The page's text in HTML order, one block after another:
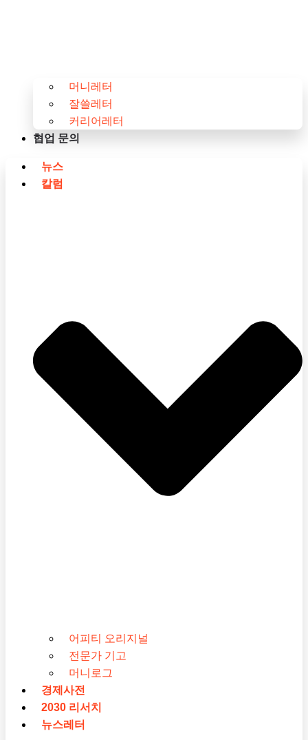
머니레터
잘쓸레터
커리어레터
협업 문의
뉴스
칼럼
어피티 오리지널
전문가 기고
머니로그
경제사전
2030 리서치
뉴스레터